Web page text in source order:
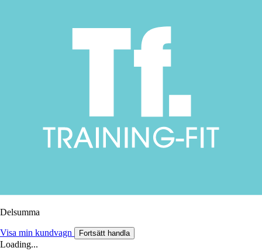
Delsumma
Visa min kundvagn Fortsätt handla
Loading...